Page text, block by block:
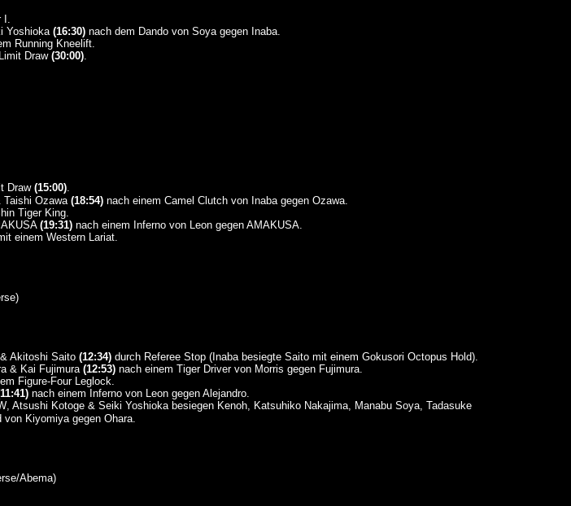
I.
Yoshioka (16:30)nach dem Dando von Soya gegen Inaba.
Running Kneelift.
Draw(30:00).
Draw(15:00).
Taishi Ozawa (18:54)nach einem Camel Clutch von Inaba gegen Ozawa.
Tiger King.
(19:31)nach einem Inferno von Leon gegen AMAKUSA.
einem Western Lariat.
Akitoshi Saito (12:34)durch Referee Stop (Inaba besiegte Saito mit einem Gokusori Octopus Hold).
& Kai Fujimura (12:53)nach einem Tiger Driver von Morris gegen Fujimura.
Figure-Four Leglock.
nach einem Inferno von Leon gegen Alejandro.
, Atsushi Kotoge & Seiki Yoshioka besiegen Kenoh, Katsuhiko Nakajima, Manabu Soya, Tadasuke
Kiyomiya gegen Ohara.
Abema)